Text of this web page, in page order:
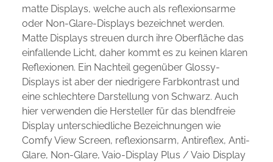
matte Displays, welche auch als reflexionsarme
oder Non-Glare-Displays bezeichnet werden.
Matte Displays streuen durch ihre Oberfläche das
einfallende Licht, daher kommt es zu keinen klaren
Reflexionen. Ein Nachteil gegenüber Glossy-
Displays ist aber der niedrigere Farbkontrast und
eine schlechtere Darstellung von Schwarz. Auch
hier verwenden die Hersteller für das blendfreie
Display unterschiedliche Bezeichnungen wie
Comfy View Screen, reflexionsarm, Antireflex, Anti-
Glare, Non-Glare, Vaio-Display Plus / Vaio Display